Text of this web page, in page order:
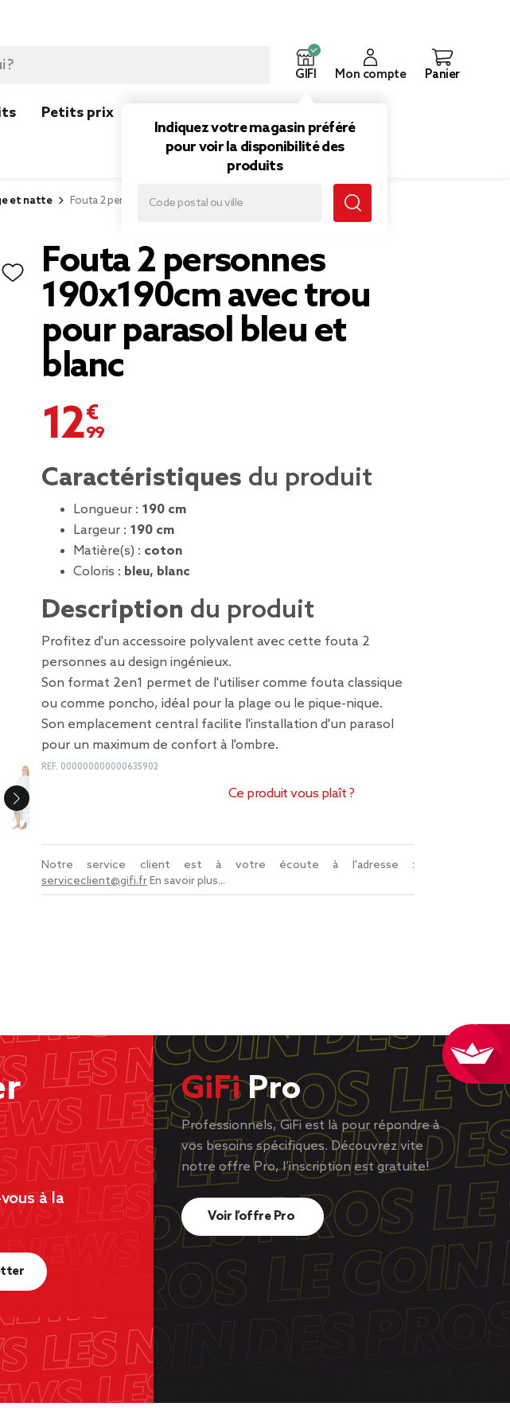
GIFI
Indiquez votre magasin préféré
pour voir la disponibilité des
produits
Mon compte Panier
Petits prix
et natte Fouta 2 personnes 190x190cm avec trou pour parasol bleu et blanc
Fouta 2 personnes
190x190cm avec trou
pour parasol bleu et
blanc
12,99 €
Caractéristiques du produit
Longueur : 190 cm
Largeur : 190 cm
Matière(s) : coton
Coloris : bleu, blanc
Description du produit
Profitez d'un accessoire polyvalent avec cette fouta 2
personnes au design ingénieux.
Son format 2en1 permet de l'utiliser comme fouta classique
ou comme poncho, idéal pour la plage ou le pique-nique.
Son emplacement central facilite l'installation d'un parasol
pour un maximum de confort à l'ombre.
REF. 000000000000635902
Ce produit vous plaît ?
Notre service client est à votre écoute à l'adresse :
serviceclient@gifi.frEn savoir plus...
à la
GiFiPro
Professionnels, GiFi est là pour répondre à
vos besoins spécifiques. Découvrez vite
notre offre Pro, l’inscription est gratuite!
Voir l’offre Pro